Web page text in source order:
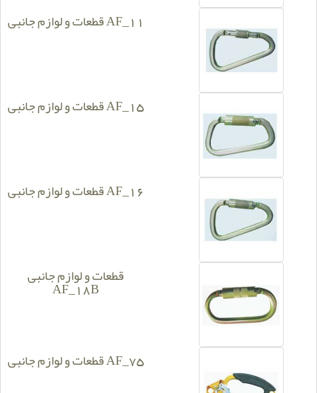
قطعات و لوازم جانبی AF_11
قطعات و لوازم جانبی AF_15
قطعات و لوازم جانبی AF_16
قطعات و لوازم جانبی
AF_18B
قطعات و لوازم جانبی AF_75